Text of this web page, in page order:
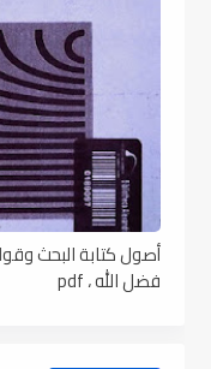
أصول كتابة البحث
فضل الله ، pdf